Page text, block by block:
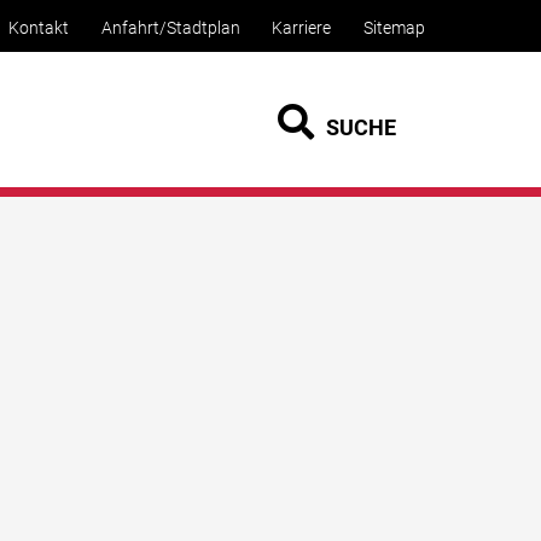
Kontakt Anfahrt/Stadtplan Karriere Sitemap
SUCHE